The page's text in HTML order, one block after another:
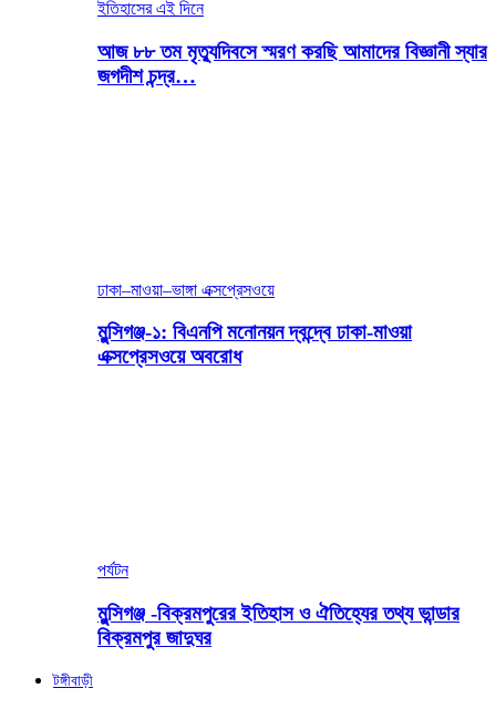
ইতিহাসের এই দিনে
আজ ৮৮ তম মৃত্যুদিবসে স্মরণ করছি আমাদের বিজ্ঞানী স্যার
জগদীশ চন্দ্র…
ঢাকা–মাওয়া–ভাঙ্গা এক্সপ্রেসওয়ে
মুন্সিগঞ্জ-১: বিএনপি মনোনয়ন দ্বন্দ্বে ঢাকা-মাওয়া
এক্সপ্রেসওয়ে অবরোধ
পর্যটন
মুন্সিগঞ্জ -বিক্রমপুরের ইতিহাস ও ঐতিহ্যের তথ্য ভান্ডার
বিক্রমপুর জাদুঘর
টঙ্গীবাড়ী